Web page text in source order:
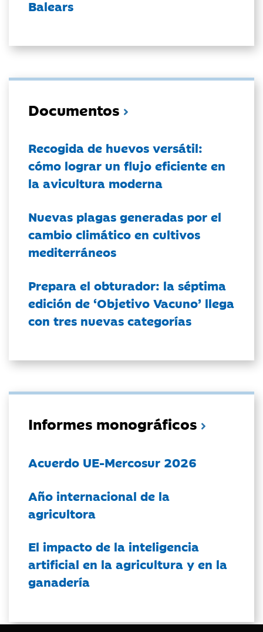
Balears
Documentos
Recogida de huevos versátil:
cómo lograr un flujo eficiente en
la avicultura moderna
Nuevas plagas generadas por el
cambio climático en cultivos
mediterráneos
Prepara el obturador: la séptima
edición de ‘Objetivo Vacuno’ llega
con tres nuevas categorías
Informes monográficos
Acuerdo UE-Mercosur 2026
Año internacional de la
agricultora
El impacto de la inteligencia
artificial en la agricultura y en la
ganadería